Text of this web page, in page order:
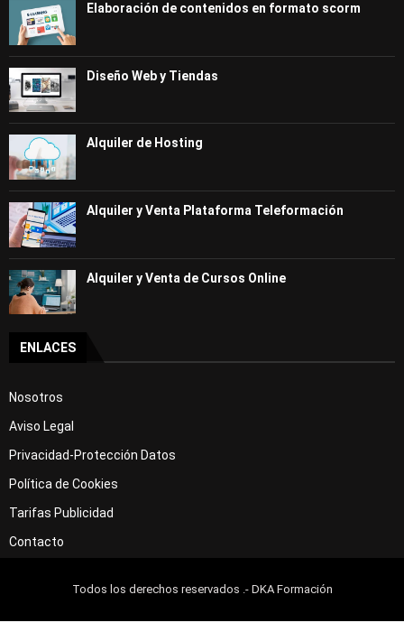
Elaboración de contenidos en formato scorm
Diseño Web y Tiendas
Alquiler de Hosting
Alquiler y Venta Plataforma Teleformación
Alquiler y Venta de Cursos Online
ENLACES
Nosotros
Aviso Legal
Privacidad-Protección Datos
Política de Cookies
Tarifas Publicidad
Contacto
Todos los derechos reservados .- DKA Formación